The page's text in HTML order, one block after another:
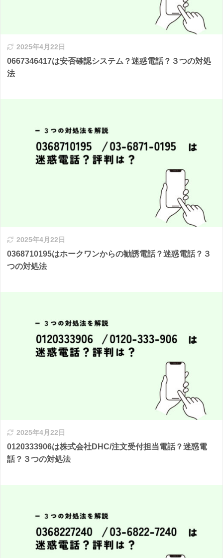
2025年4月22日
0667346417は安否確認システム？迷惑電話？３つの対処
法
2025年4月22日
0368710195はホークワンからの勧誘電話？迷惑電話？３
つの対処法
2025年4月22日
0120333906は株式会社DHC/注文受付担当電話？迷惑電
話？３つの対処法